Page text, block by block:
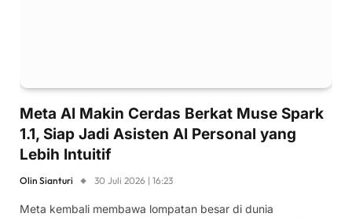
Meta AI Makin Cerdas Berkat Muse Spark
1.1, Siap Jadi Asisten AI Personal yang
Lebih Intuitif
Olin Sianturi 30 Juli 2026 | 16:23
Meta kembali membawa lompatan besar di dunia